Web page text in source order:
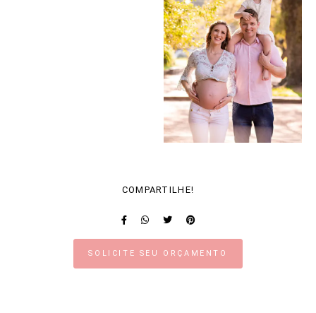
COMPARTILHE!
SOLICITE SEU ORÇAMENTO